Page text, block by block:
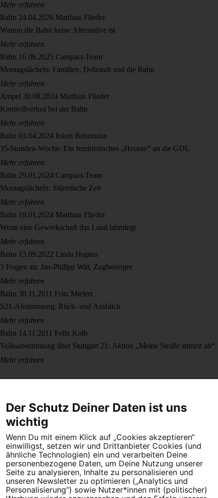
Mehr erfahren
Bahn 24.04.2026 Matthias Flieder
Warum die Bahn keine Alternative ist
Mehr erfahren
Bahn 16.06.2025 Campact-Team
Montagslächeln: Familien, Dobrindt und die Bahn
Mehr erfahren
Ampel 30.08.2024 Matthias Flieder
Kontrollverlust bei der Bahn
Mehr erfahren
Bahn 03.04.2024 Inken Behrmann
35-Stunden-Woche: Ein feministisches „Hooray“ an die GDL
Mehr erfahren
Bahn 29.01.2024 Campact-Team
Montagslächeln: Stürmische Zeit
Mehr erfahren
Bahn 19.01.2024 Matthias Flieder
Wenn eine Gewerkschaft das Land lahmlegt
Mehr erfahren
Bahn 13.09.2022 Linda Hopius
3 Fragen an: Jan-Philipp Witt, Zugbesorger
Mehr erfahren
Bahn 30.11.2011 Fritz Mielert
S21-Abstimmung: Rück- und Ausblick
Mehr erfahren
Bahn 14.11.2011 Felix Kolb
Volksabstimmung über Stuttgart 21: Aktion „Meine Straße stimmt ab“
Mehr erfahren
Dein Engagement macht den Unterschied. Schließe Dich 4,5
Millionen Menschen an.
Newsletter bestellen
Der Schutz Deiner Daten ist uns
wichtig
Wenn Du mit einem Klick auf „Cookies akzeptieren“
einwilligst, setzen wir und Drittanbieter Cookies (und
ähnliche Technologien) ein und verarbeiten Deine
personenbezogene Daten, um Deine Nutzung unserer
Seite zu analysieren, Inhalte zu personalisieren und
unseren Newsletter zu optimieren („Analytics und
Personalisierung“) sowie Nutzer*innen mit (politischer)